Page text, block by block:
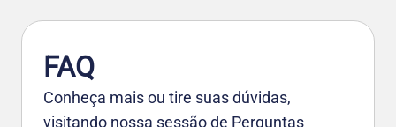
FAQ
Conheça mais ou tire suas dúvidas,
visitando nossa sessão de Perguntas